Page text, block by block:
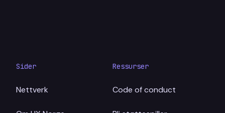
Sider
Nettverk
Ressurser
Code of conduct